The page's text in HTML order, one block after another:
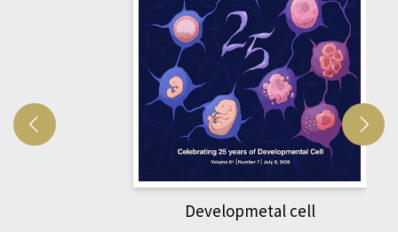
Developmetal cell